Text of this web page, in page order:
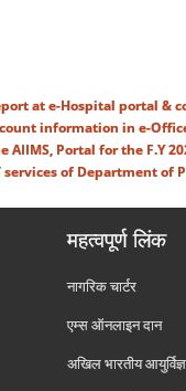
at e-Hospital portal &
information in e-
Portal for the F.Y
of Department of
महत्वपूर्ण लिंक
नागरिक चार्टर
एम्स ऑनलाइन दान
अखिल भारतीय